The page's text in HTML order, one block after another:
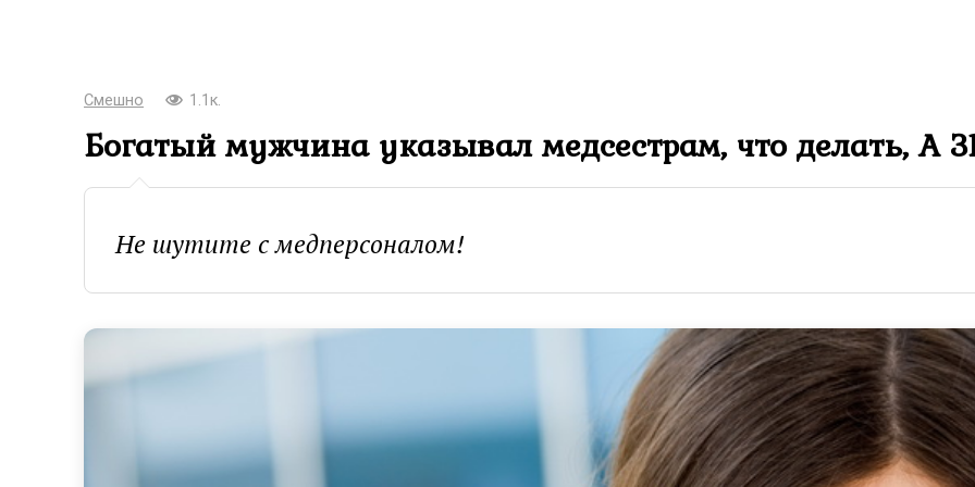
Смешно 1.1к.
Богатый мужчина указывал медсестрам, что делать, А
Не шутите с медперсоналом!